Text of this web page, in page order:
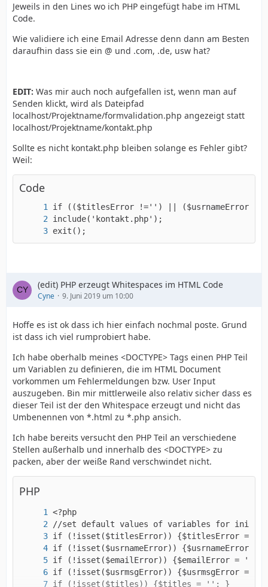
Jeweils in den Lines wo ich PHP eingefügt habe im HTML
Code.
Wie validiere ich eine Email Adresse denn dann am Besten
daraufhin dass sie ein @ und .com, .de, usw hat?
EDIT: Was mir auch noch aufgefallen ist, wenn man auf
Senden klickt, wird als Dateipfad
localhost/Projektname/formvalidation.php angezeigt statt
localhost/Projektname/kontakt.php
Sollte es nicht kontakt.php bleiben solange es Fehler gibt?
Weil:
Code
exit();
(edit) PHP erzeugt Whitespaces im HTML Code
Cyne 9. Juni 2019 um 10:00
Hoffe es ist ok dass ich hier einfach nochmal poste. Grund
ist dass ich viel rumprobiert habe.
Ich habe oberhalb meines <DOCTYPE> Tags einen PHP Teil
um Variablen zu definieren, die im HTML Document
vorkommen um Fehlermeldungen bzw. User Input
auszugeben. Bin mir mittlerweile also relativ sicher dass es
dieser Teil ist der den Whitespace erzeugt und nicht das
Umbenennen von *.html zu *.php ansich.
Ich habe bereits versucht den PHP Teil an verschiedene
Stellen außerhalb und innerhalb des <DOCTYPE> zu
packen, aber der weiße Rand verschwindet nicht.
PHP